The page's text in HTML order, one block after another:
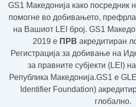
GS1 Македонија како посредник
помогне во добивањето,
на Вашиот LEI број. GS1
2019 e ПРВ акредитиран
Регистрација за добивање на
за правните субјекти (LEI)
Република Македонија.GS1 e
Identifier Foundation)
глобално.